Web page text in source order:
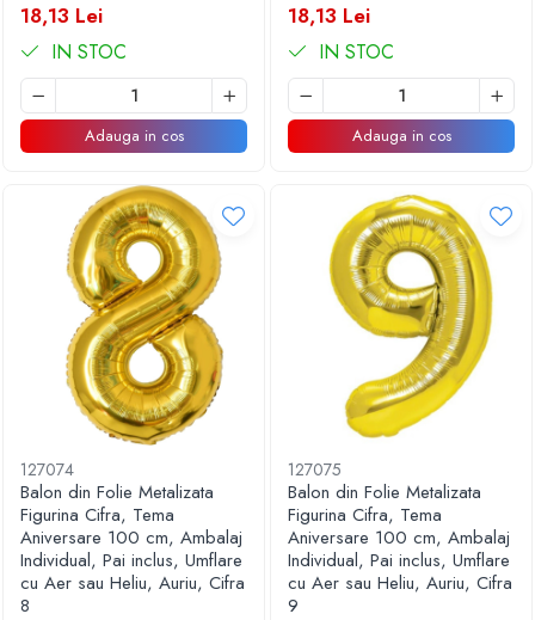
18,13 Lei
IN STOC
Adauga in cos
18,13 Lei
IN STOC
Adauga in cos
127074
Balon din Folie Metalizata
Figurina Cifra, Tema
Aniversare 100 cm, Ambalaj
Individual, Pai inclus, Umflare
cu Aer sau Heliu, Auriu, Cifra
8
127075
Balon din Folie Metalizata
Figurina Cifra, Tema
Aniversare 100 cm, Ambalaj
Individual, Pai inclus, Umflare
cu Aer sau Heliu, Auriu, Cifra
9